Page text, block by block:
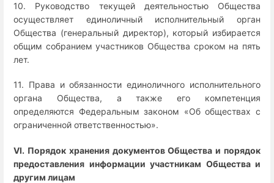
10. Руководство текущей деятельностью Общества
осуществляет единоличный исполнительный орган
Общества (генеральный директор), который избирается
общим собранием участников Общества сроком на пять
лет.
11. Права и обязанности единоличного исполнительного
органа Общества, а также его компетенция
определяются Федеральным законом «Об обществах с
ограниченной ответственностью».
VI. Порядок хранения документов Общества и порядок
предоставления информации участникам Общества и
другим лицам